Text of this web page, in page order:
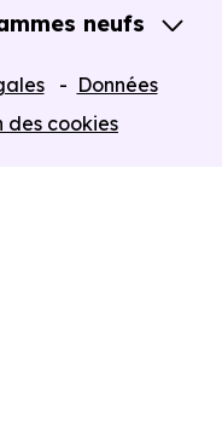
neufs
Données
des cookies